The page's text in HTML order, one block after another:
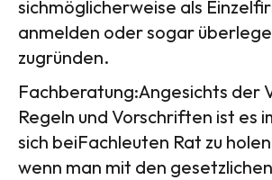
sichmöglicherweise als
anmelden oder sogar
zugründen.
Fachberatung:Angesichts der
Regeln und Vorschriften ist es
sich beiFachleuten Rat zu
wenn man mit den gesetzlichen